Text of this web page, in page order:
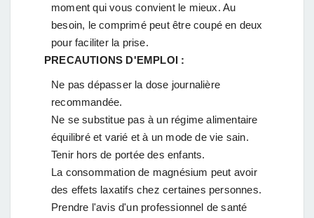
moment qui vous convient le mieux. Au
besoin, le comprimé peut être coupé en deux
pour faciliter la prise.
PRECAUTIONS D'EMPLOI :
Ne pas dépasser la dose journalière
recommandée.
Ne se substitue pas à un régime alimentaire
équilibré et varié et à un mode de vie sain.
Tenir hors de portée des enfants.
La consommation de magnésium peut avoir
des effets laxatifs chez certaines personnes.
Prendre l'avis d'un professionnel de santé